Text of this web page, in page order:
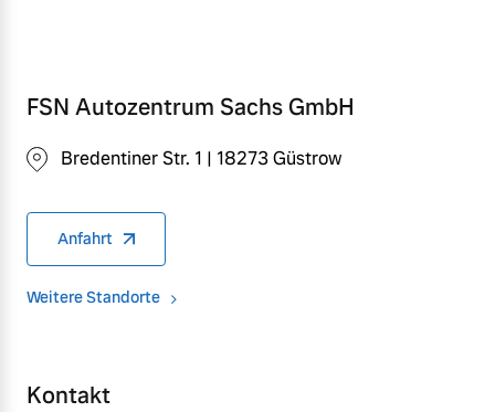
FSN Autozentrum Sachs GmbH
Bredentiner Str. 1 | 18273 Güstrow
Anfahrt
Weitere Standorte
Kontakt